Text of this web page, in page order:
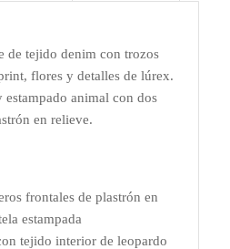
de tejido denim con trozos
flores y detalles de lúrex.
animal con dos
en relieve.
frontales de plastrón en
estampada
tejido interior de leopardo